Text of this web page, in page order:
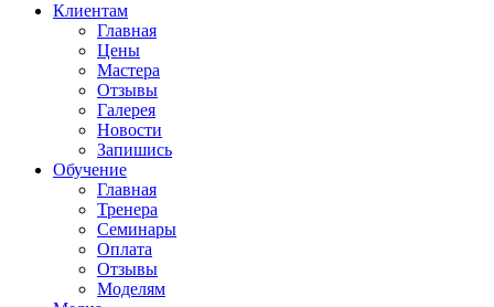
Клиентам
Главная
Цены
Мастера
Отзывы
Галерея
Новости
Запишись
Обучение
Главная
Тренера
Семинары
Оплата
Отзывы
Моделям